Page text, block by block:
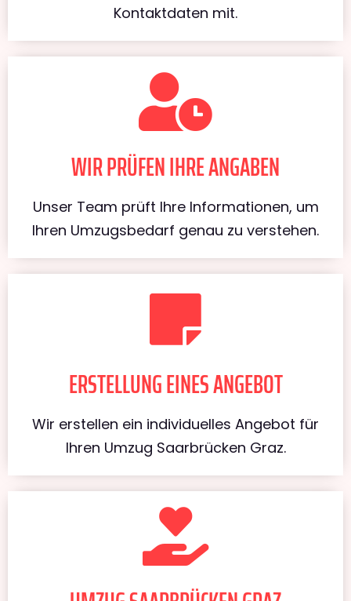
Kontaktdaten mit.
WIR PRÜFEN IHRE ANGABEN
Unser Team prüft Ihre Informationen, um
Ihren Umzugsbedarf genau zu verstehen.
ERSTELLUNG EINES ANGEBOT
Wir erstellen ein individuelles Angebot für
Ihren Umzug Saarbrücken Graz.